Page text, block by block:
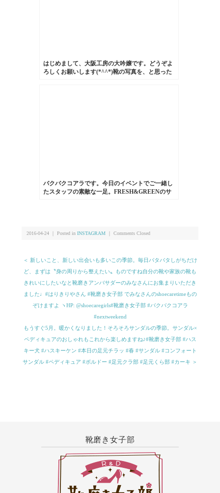
はじめまして、大阪工房の大吟嬢です。どうぞよ
ろしくお願いします(*^^*)靴の写真を、と思った
バクバクコアラです。今日のイベントでご一緒し
たスタッフの素敵な一足。FRESH&GREENのサ
2016-04-24 ｜ Posted in INSTAGRAM Comments Closed
＜ 新しいこと、新しい出会いも多いこの季節。毎日バタバタしがちだけ
ど、まずは〝身の周りから整えたい〟ものですね︎自分の靴や家族の靴も
きれいにしたいなと靴磨きアンバサダーのみなさんにお集まりいただき
ました♩#はりきりやさん #靴磨き女子部 でみなさんのshoecaretimeもの
ぞけますよ ヽ︎HP: @shoecaregirls#靴磨き女子部 #バクバクコアラ
#nextweekend
もうすぐ5月。暖かくなりました！そろそろサンダルの季節。サンダル×
ペディキュアのおしゃれもこれから楽しめますね♪#靴磨き女子部 #ハス
キー犬 #ハスキーケン #本日の足元チラッ #春 #サンダル #コンフォート
サンダル #ペディキュア #ボルドー #足元クラ部 #足元くら部 #カーキ ＞
靴磨き女子部